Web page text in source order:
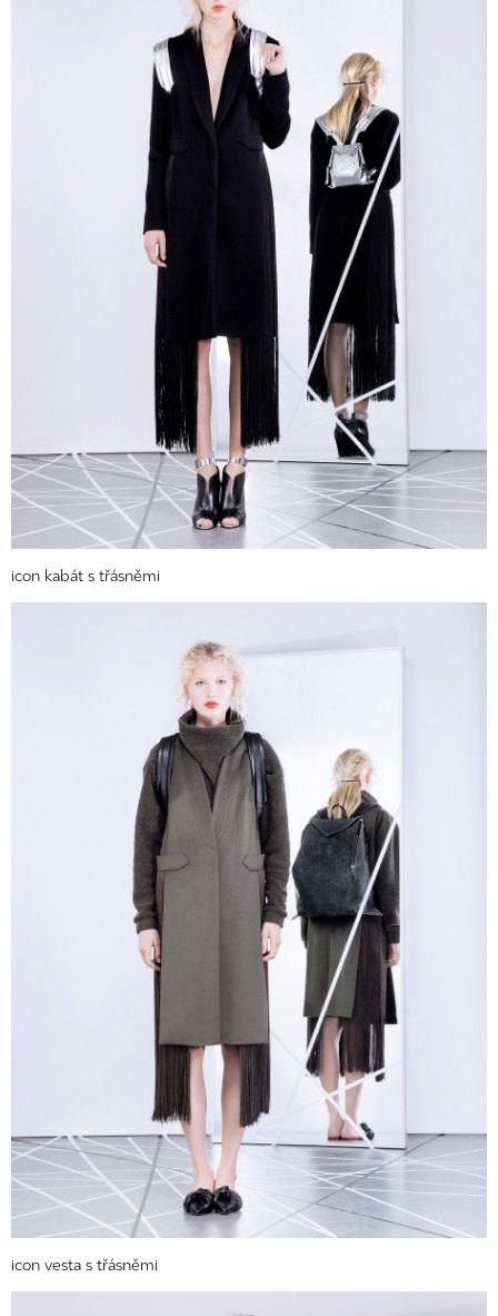
icon kabát s třásněmi
icon vesta s třásněmi